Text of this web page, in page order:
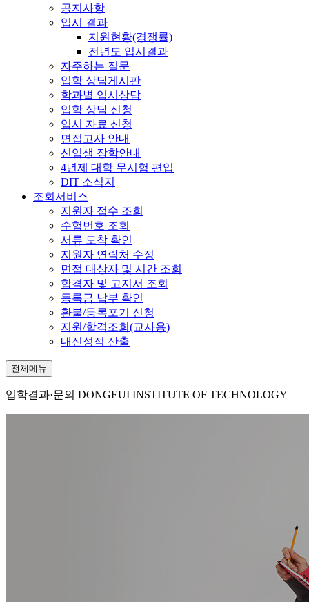
공지사항
입시 결과
지원현황(경쟁률)
전년도 입시결과
자주하는 질문
입학 상담게시판
학과별 입시상담
입학 상담 신청
입시 자료 신청
면접고사 안내
신입생 장학안내
4년제 대학 무시험 편입
DIT 소식지
조회서비스
지원자 접수 조회
수험번호 조회
서류 도착 확인
지원자 연락처 수정
면접 대상자 및 시간 조회
합격자 및 고지서 조회
등록금 납부 확인
환불/등록포기 신청
지원/합격조회(교사용)
내신성적 산출
전체메뉴
입학결과·문의 DONGEUI INSTITUTE OF TECHNOLOGY